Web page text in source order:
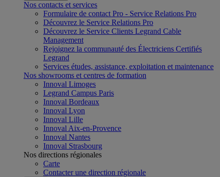
Nos contacts et services
Formulaire de contact Pro - Service Relations Pro
Découvrez le Service Relations Pro
Découvrez le Service Clients Legrand Cable
Management
Rejoignez la communauté des Électriciens Certifiés
Legrand
Services études, assistance, exploitation et maintenance
Nos showrooms et centres de formation
Innoval Limoges
Legrand Campus Paris
Innoval Bordeaux
Innoval Lyon
Innoval Lille
Innoval Aix-en-Provence
Innoval Nantes
Innoval Strasbourg
Nos directions régionales
Carte
Contacter une direction régionale